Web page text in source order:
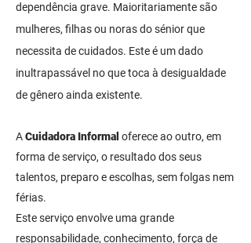
dependência grave. Maioritariamente são
mulheres, filhas ou noras do sénior que
necessita de cuidados. Este é um dado
inultrapassável no que toca à desigualdade
de gênero ainda existente.
ACuidadora Informal oferece ao outro, em
forma de serviço, o resultado dos seus
talentos, preparo e escolhas, sem folgas nem
férias.
Este serviço envolve uma grande
responsabilidade, conhecimento, força de